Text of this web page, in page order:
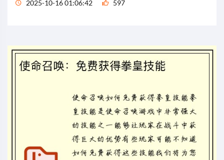
2025-10-16 01:06:42 597